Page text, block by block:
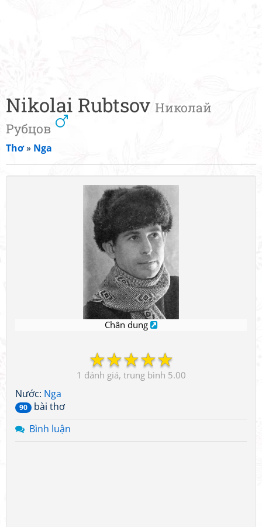
Nikolai Rubtsov Николай
Рубцов
Thơ» Nga
Chân dung
☆
☆
☆
☆
☆
1 5.00
Nước: Nga
90
bài thơ
Bình luận